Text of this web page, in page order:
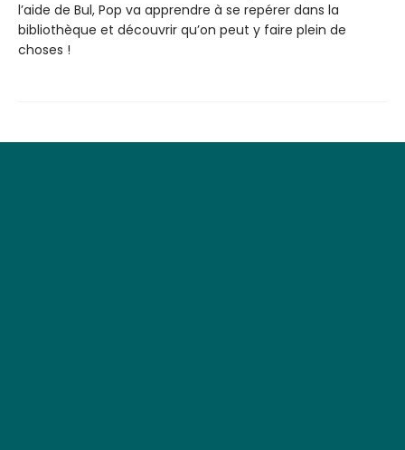
l’aide de Bul, Pop va apprendre à se repérer dans la
bibliothèque et découvrir qu’on peut y faire plein de
choses !